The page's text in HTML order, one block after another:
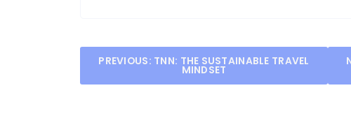
Post
PREVIOUS: TNN: THE SUSTAINABLE TRAVEL
MINDSET